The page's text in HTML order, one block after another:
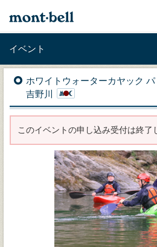
イベント
ホワイトウォーターカヤック
吉野川
このイベントの申し込み受付は終了